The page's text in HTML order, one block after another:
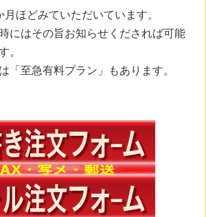
月ほどみていただいています。
にはその旨お知らせくだされば可能
。
「至急有料プラン」もあります。